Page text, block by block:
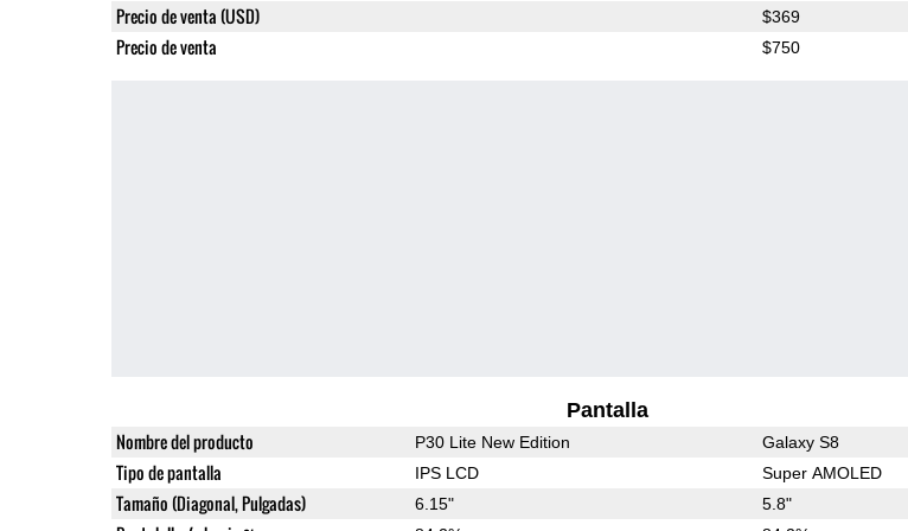
Precio de venta (USD) $369
Precio de venta $750
Pantalla
Nombre del producto P30 Lite New Edition Galaxy S8
Tipo de pantalla IPS LCD Super AMOLED
Tamaño (Diagonal, Pulgadas) 6.15" 5.8"